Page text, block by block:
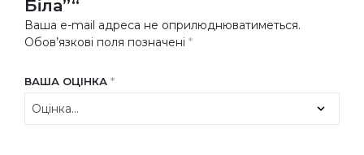
Біла”“
Ваша e-mail адреса не оприлюднюватиметься.
Обов’язкові поля позначені *
ВАША ОЦІНКА *